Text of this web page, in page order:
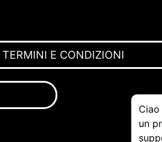
TERMINI E CONDIZIONI